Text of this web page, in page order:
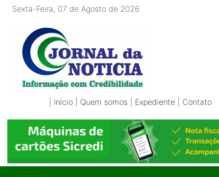
Sexta-Feira, 07 de Agosto de 2026
Início Quem somos Expediente Contato